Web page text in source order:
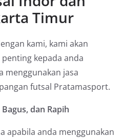
Timur
kami, kami akan
kepada anda
menggunakan jasa
futsal Pratamasport.
dan Rapih
apabila anda menggunakan